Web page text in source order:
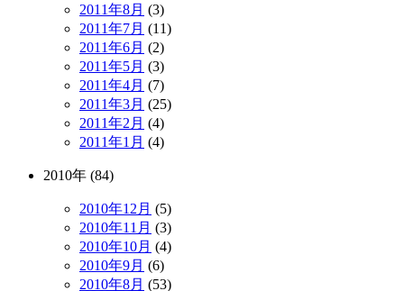
2011年8月 (3)
2011年7月 (11)
2011年6月 (2)
2011年5月 (3)
2011年4月 (7)
2011年3月 (25)
2011年2月 (4)
2011年1月 (4)
2010年 (84)
2010年12月 (5)
2010年11月 (3)
2010年10月 (4)
2010年9月 (6)
2010年8月 (53)